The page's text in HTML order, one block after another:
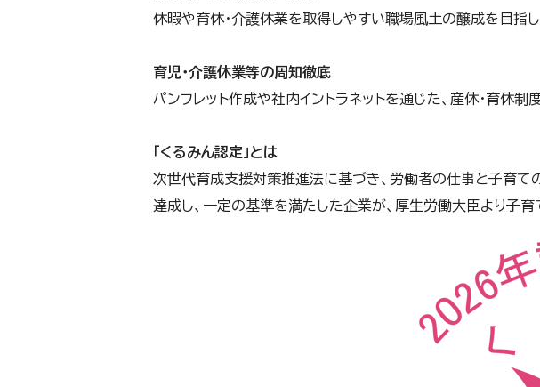
休暇や育休・介護休業を取得しやすい職場風土の醸成を目指
育児・介護休業等の周知徹底
パンフレット作成や社内イントラネットを通じた、産休・育休
「くるみん認定」とは
次世代育成支援対策推進法に基づき、労働者の仕事と子育
達成し、一定の基準を満たした企業が、厚生労働大臣より子